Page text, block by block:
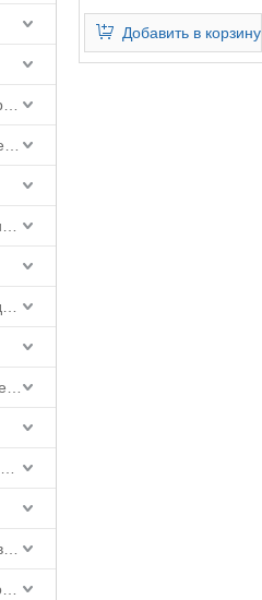
Добавить в корзину